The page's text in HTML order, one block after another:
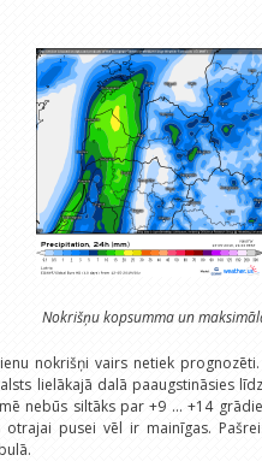
Nokrišņu kopsumma un
nokrišņi vairs netiek
lielākajā dalā paaugstināsies
nebūs siltāks par +9 ... +14
otrajai pusei vēl ir mainīgas.